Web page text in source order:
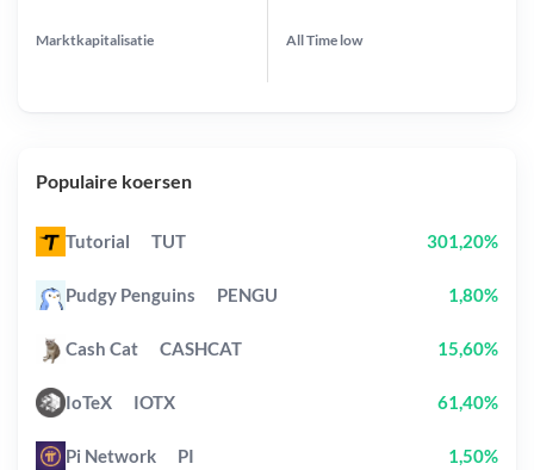
Marktkapitalisatie All Time low
Populaire koersen
Tutorial TUT 301,20%
Pudgy Penguins PENGU 1,80%
Cash Cat CASHCAT 15,60%
IoTeX IOTX 61,40%
Pi Network PI 1,50%